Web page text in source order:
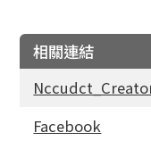
相關連結
Facebook